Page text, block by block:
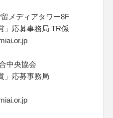
メディアタワー8F
」応募事務局 TR係
中央協会
」応募事務局